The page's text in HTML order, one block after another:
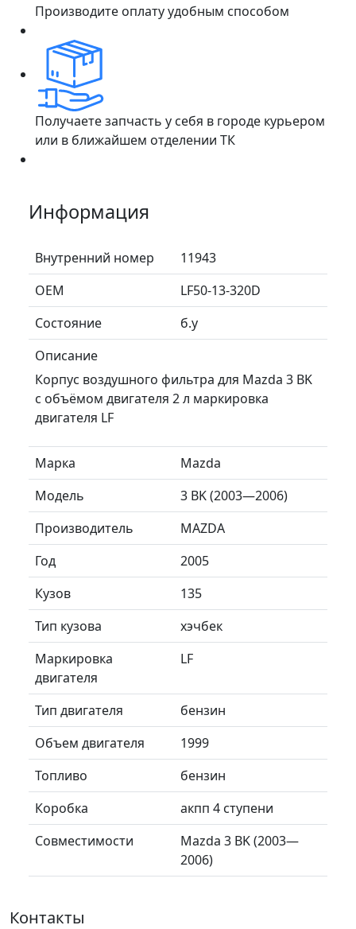
Производите оплату удобным способом
Получаете запчасть у себя в городе курьером
или в ближайшем отделении ТК
Информация
Внутренний номер
11943
ОЕМ
LF50-13-320D
Состояние
б.у
Описание
Корпус воздушного фильтра для Mazda 3 BK
с объёмом двигателя 2 л маркировка
двигателя LF
Марка
Mazda
Модель
3 BK (2003—2006)
Производитель
MAZDA
Год
2005
Кузов
135
Тип кузова
хэчбек
Маркировка
двигателя
LF
Тип двигателя
бензин
Объем двигателя
1999
Топливо
бензин
Коробка
акпп 4 ступени
Совместимости
Mazda 3 BK (2003—
2006)
Контакты